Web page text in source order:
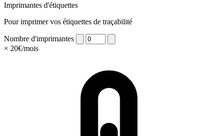
Imprimantes d'étiquettes
Pour imprimer vos étiquettes de traçabilité
Nombre d'imprimantes
× 20€/mois